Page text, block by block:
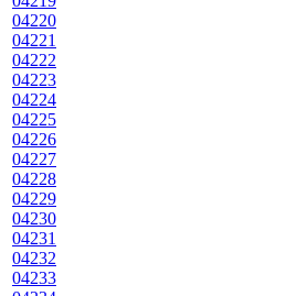
04220
04221
04222
04223
04224
04225
04226
04227
04228
04229
04230
04231
04232
04233